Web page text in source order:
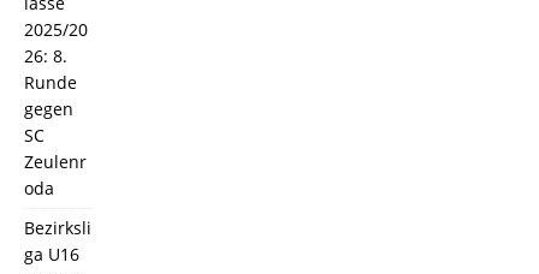
2025/20
26: 8.
Runde
gegen
SC
Zeulenr
oda
Bezirksli
ga U16